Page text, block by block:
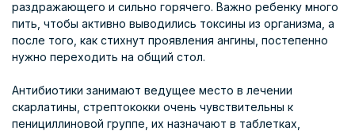
раздражающего и сильно горячего. Важно ребенку много
пить, чтобы активно выводились токсины из организма, а
после того, как стихнут проявления ангины, постепенно
нужно переходить на общий стол.
Антибиотики занимают ведущее место в лечении
скарлатины, стрептококки очень чувствительны к
пенициллиновой группе, их назначают в таблетках,